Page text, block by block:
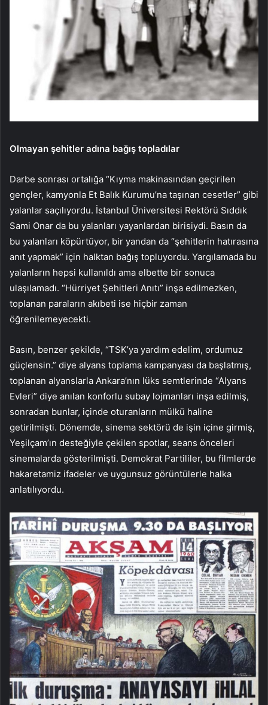
Olmayan şehitler adına bağış topladılar
Darbe sonrası ortalığa “Kıyma makinasından geçirilen
gençler, kamyonla Et Balık Kurumu’na taşınan cesetler” gibi
yalanlar saçılıyordu. İstanbul Üniversitesi Rektörü Sıddık
Sami Onar da bu yalanları yayanlardan birisiydi. Basın da
bu yalanları köpürtüyor, bir yandan da “şehitlerin hatırasına
anıt yapmak” için halktan bağış topluyordu. Yargılamada bu
yalanların hepsi kullanıldı ama elbette bir sonuca
ulaşılamadı. “Hürriyet Şehitleri Anıtı” inşa edilmezken,
toplanan paraların akıbeti ise hiçbir zaman
öğrenilemeyecekti.
Basın, benzer şekilde, “TSK’ya yardım edelim, ordumuz
güçlensin.” diye alyans toplama kampanyası da başlatmış,
toplanan alyanslarla Ankara’nın lüks semtlerinde “Alyans
Evleri” diye anılan konforlu subay lojmanları inşa edilmiş,
sonradan bunlar, içinde oturanların mülkü haline
getirilmişti. Dönemde, sinema sektörü de işin içine girmiş,
Yeşilçam’ın desteğiyle çekilen spotlar, seans önceleri
sinemalarda gösterilmişti. Demokrat Partililer, bu filmlerde
hakaretamiz ifadeler ve uygunsuz görüntülerle halka
anlatılıyordu.